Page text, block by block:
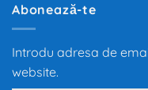
Abonează-te
Introdu adresa de
website.